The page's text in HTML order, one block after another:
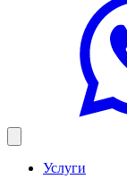
Услуги